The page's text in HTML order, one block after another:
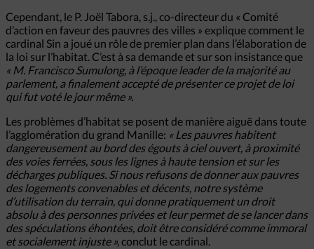
Cependant, le P. Joël Tabora, s.j., co-directeur du « Comité
d’action en faveur des pauvres des villes » explique comment le
cardinal Sin a joué un rôle de premier plan dans l’élaboration de
la loi sur l’habitat. C’est à sa demande et sur son insistance que
« M. Francisco Sumulong, à l’époque leader de la majorité au
parlement, a finalement accepté de présenter ce projet de loi
qui fut voté le jour même ».
Les problèmes d’habitat se posent de manière aiguë dans toute
l’agglomération du grand Manille: « Les pauvres habitent
dangereusement au bord des égouts à ciel ouvert, à proximité
des voies ferrées, sous les lignes à haute tension et sur les
décharges publiques. Si nous refusons de donner aux pauvres
des logements convenables et décents, notre système
d’utilisation du terrain, qui donne pratiquement un droit
absolu à des personnes privées et leur permet de se lancer dans
des spéculations éhontées, doit être considéré comme immoral
et socialement injuste »,conclut le cardinal.